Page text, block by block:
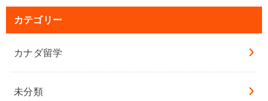
カテゴリー
カナダ留学
未分類